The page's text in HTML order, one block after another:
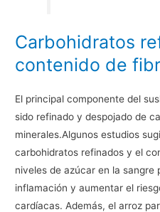
Carbohidratos
contenido de
El principal componente del
sido refinado y despojado de
minerales.Algunos estudios
carbohidratos refinados y el
niveles de azúcar en la sangre
inflamación y aumentar el
cardíacas. Además, el arroz